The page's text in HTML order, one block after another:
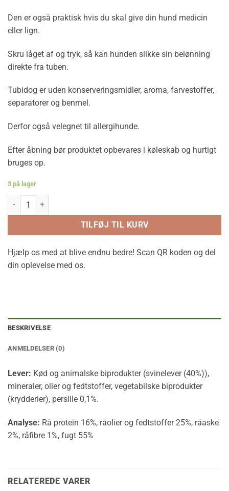
Den er også praktisk hvis du skal give din hund medicin
eller lign.
Skru låget af og tryk, så kan hunden slikke sin belønning
direkte fra tuben.
Tubidog er uden konserveringsmidler, aroma, farvestoffer,
separatorer og benmel.
Derfor også velegnet til allergihunde.
Efter åbning bør produktet opbevares i køleskab og hurtigt
bruges op.
3 på lager
Tubi dog - god bid på tube. antal
TILFØJ TIL KURV
Hjælp os med at blive endnu bedre! Scan QR koden og del
din oplevelse med os.
BESKRIVELSE
ANMELDELSER (0)
Lever: Kød og animalske biprodukter (svinelever (40%)),
mineraler, olier og fedtstoffer, vegetabilske biprodukter
(krydderier), persille 0,1%.
Analyse: Rå protein 16%, råolier og fedtstoffer 25%, råaske
2%, råfibre 1%, fugt 55%
RELATEREDE VARER